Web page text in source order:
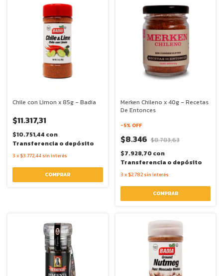
Chile con Limon x 85g - Badia
$11.317,31
$10.751,44 con
Transferencia o depósito
3 x $3.772,44 sin interés
Merken Chileno x 40g - Recetas
De Entonces
-5% OFF
$8.346 $8.783,63
$7.928,70con
Transferencia o depósito
3 x $2.782 sin interés